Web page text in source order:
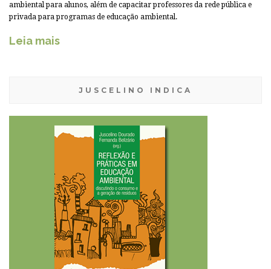
ambiental para alunos, além de capacitar professores da rede pública e
privada para programas de educação ambiental.
Leia mais
JUSCELINO INDICA